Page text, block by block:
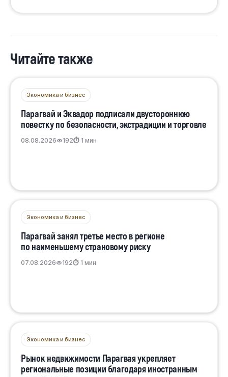
Читайте также
Экономика и бизнес
Парагвай и Эквадор подписали двустороннюю
повестку по безопасности, экстрадиции и торговле
08.08.2026 192⏱ 1 мин
Экономика и бизнес
Парагвай занял третье место в регионе
по наименьшему страновому риску
07.08.2026 192⏱ 1 мин
Экономика и бизнес
Рынок недвижимости Парагвая укрепляет
региональные позиции благодаря иностранным